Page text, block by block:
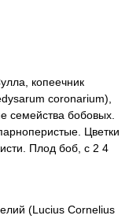
копеечник
coronarium),
семейства бобовых.
Цветки
Плод боб, с 2 4
(Lucius Cornelius